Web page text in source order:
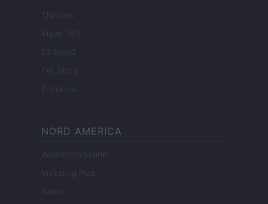
Think.es
Viajar 365
ES Newz
Pet Story
Encocina
NORD AMERICA
Womanmagazine
Investing Plus
Newz